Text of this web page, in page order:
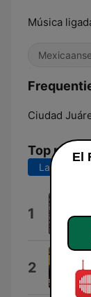
Música
Ciudad
Top
Laatste 7
1
2